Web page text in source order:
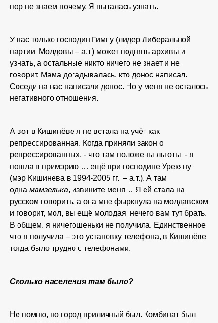
пор не знаем почему. Я пыталась узнать.
У нас только господин Гимпу (лидер Либеральной
партии Молдовы – а.т.) может поднять архивы и
узнать, а остальные никто ничего не знает и не
говорит. Мама догадывалась, кто донос написал.
Соседи на нас написали донос. Но у меня не осталось
негативного отношения.
А вот в Кишинёве я не встала на учёт как
репрессированная. Когда приняли закон о
репрессированных, - что там положены льготы, - я
пошла в примэрию … ещё при господине Урекяну
(мэр Кишинева в 1994-2005 гг. – а.т.). А там
одна мамзелька, извините меня… Я ей стала на
русском говорить, а она мне фыркнула на молдавском
и говорит, мол, вы ещё молодая, нечего вам тут брать.
В общем, я ничегошеньки не получила. Единственное
что я получила – это установку телефона, в Кишинёве
тогда было трудно с телефонами.
Сколько населения там было?
Не помню, но город приличный был. Комбинат был